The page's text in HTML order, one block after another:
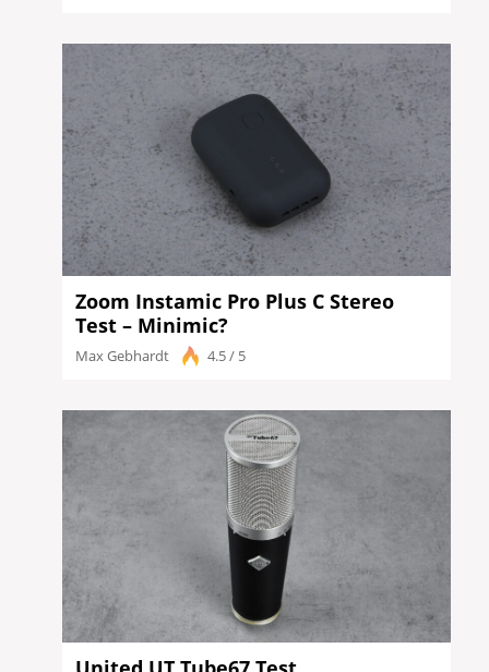
Zoom Instamic Pro Plus C Stereo
Test – Minimic?
Max Gebhardt 4.5 / 5